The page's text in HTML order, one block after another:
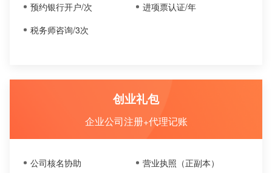
预约银行开户/次
进项票认证/年
税务师咨询/3次
创业礼包
企业公司注册+代理记账
公司核名协助
营业执照（正副本）